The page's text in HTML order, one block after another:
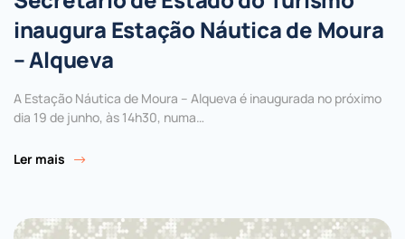
inaugura Estação Náutica de Moura
– Alqueva
A Estação Náutica de Moura – Alqueva é inaugurada no próximo
dia 19 de junho, às 14h30, numa…
Ler mais